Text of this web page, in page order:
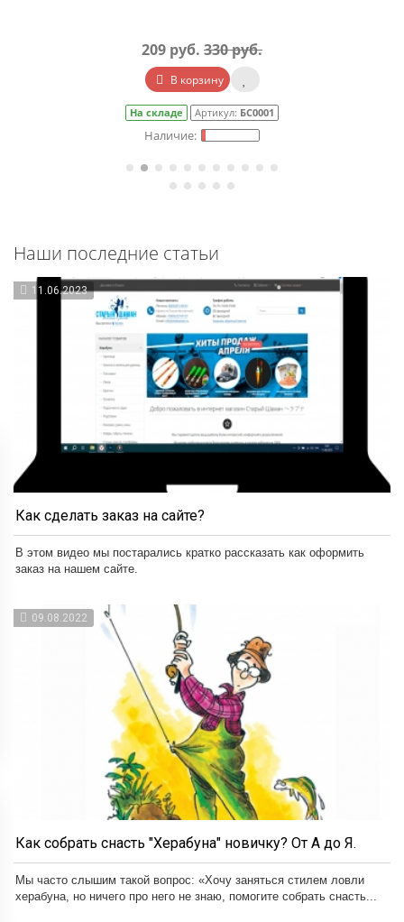
209 руб. 330 руб.
В корзину
На складе Артикул: БС0001
Наши последние статьи
11.06.2023
Как сделать заказ на сайте?
В этом видео мы постарались кратко рассказать как оформить
заказ на нашем сайте.
09.08.2022
Как собрать снасть "Херабуна" новичку? От А до Я.
Мы часто слышим такой вопрос: «Хочу заняться стилем ловли
херабуна, но ничего про него не знаю, помогите собрать снасть...